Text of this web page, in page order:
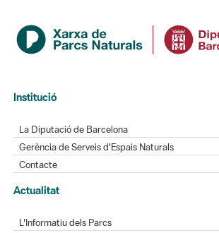
Institució
Gerència de Serveis d'Espais Naturals
Actualitat
L'Informatiu dels Parcs
Gaudim als Parcs